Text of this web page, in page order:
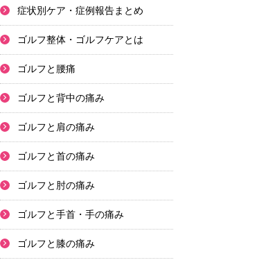
症状別ケア・症例報告まとめ
ゴルフ整体・ゴルフケアとは
ゴルフと腰痛
ゴルフと背中の痛み
ゴルフと肩の痛み
ゴルフと首の痛み
ゴルフと肘の痛み
ゴルフと手首・手の痛み
ゴルフと膝の痛み